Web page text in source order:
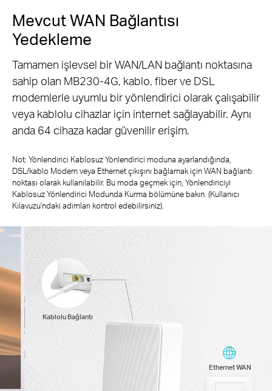
Mevcut WAN Bağlantısı
Yedekleme
Tamamen işlevsel bir WAN/LAN bağlantı noktasına
sahip olan MB230-4G, kablo, fiber ve DSL
modemlerle uyumlu bir yönlendirici olarak çalışabilir
veya kablolu cihazlar için internet sağlayabilir. Aynı
anda 64 cihaza kadar güvenilir erişim.
Not: Yönlendirici Kablosuz Yönlendirici moduna ayarlandığında,
DSL/kablo Modem veya Ethernet çıkışını bağlamak için WAN bağlantı
noktası olarak kullanılabilir. Bu moda geçmek için, Yönlendiriciyi
Kablosuz Yönlendirici Modunda Kurma bölümüne bakın. (Kullanıcı
Kılavuzu'ndaki adımları kontrol edebilirsiniz).
Kablolu Bağlantı
Ethernet WAN